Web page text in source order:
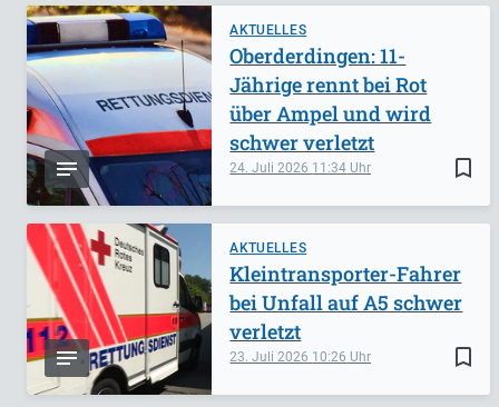
AKTUELLES
bookmark_border
24. Juli 2026 11:34
Oberderdingen: 11-
Jährige rennt bei Rot
über Ampel und wird
schwer verletzt
AKTUELLES
bookmark_border
23. Juli 2026 10:26
Kleintransporter-Fahrer
bei Unfall auf A5 schwer
verletzt